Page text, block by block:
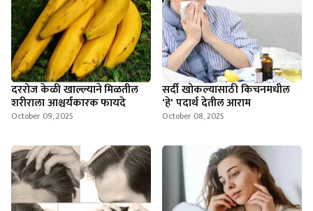
दररोज केळी खाल्ल्याने मिळतील
शरीराला आश्चर्यकारक फायदे
October 09, 2025
सर्दी खोकल्यासाठी किचनमधील
'हे' पदार्थ देतील आराम
October 08, 2025